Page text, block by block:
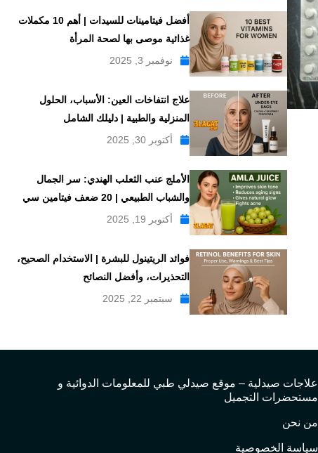
أفضل فيتامينات للسيدات | أهم 10 مكملات
غذائية موصى بها لصحة المرأة
نوفمبر 3, 2025
علاج انتفاخات العين: الأسباب، الحلول
المنزلية والطبية | دليلك الشامل
أكتوبر 30, 2025
الأملج عنب الثعلب الهندي: سر الجمال
والشباب الطبيعي | 20 ضعف فيتامين سي
أكتوبر 19, 2025
فوائد الريتينول للبشرة | الاستخدام الصحيح،
التحذيرات، وأفضل النصائح
سبتمبر 22, 2025
علاجات صيدلية – موقع صيدلي طبي للمعلومات الدوائية و
مستحضرات التجميل
من نحن
سياسة الخصوصية